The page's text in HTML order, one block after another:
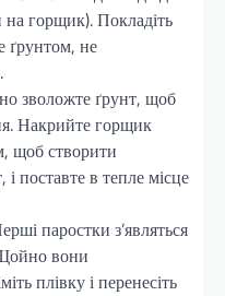
горщик). Покладіть
ґрунтом, не
зволожте ґрунт, щоб
Накрийте горщик
щоб створити
поставте в тепле місце
паростки з’являться
вони
плівку і перенесіть